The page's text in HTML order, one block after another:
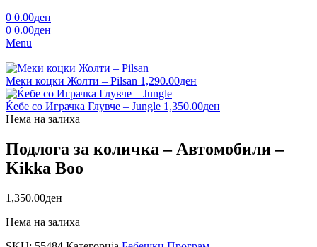
0 0.00ден
0 0.00ден
Menu
Меки коцки Жолти – Pilsan 1,290.00ден
Ќебе со Играчка Глувче – Jungle 1,350.00ден
Нема на залиха
Подлога за количка – Автомобили –
Kikka Boo
1,350.00ден
Нема на залиха